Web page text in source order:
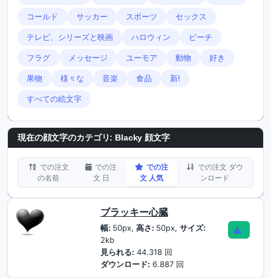
コールド サッカー スポーツ セックス
テレビ、シリーズと映画 ハロウィン ビーチ
フラグ メッセージ ユーモア 動物 好き
果物 様々な 音楽 食品 新!
すべての絵文字
現在の顔文字のカテゴリ: Blacky 顔文字
での注文
の名前
での注
文 日
での注
文 人気
での注文 ダウ
ンロード
ブラッキー心臓
幅: 50px, 高さ: 50px, サイズ:
2kb
見られる: 44.318 回
ダウンロード: 6.887 回